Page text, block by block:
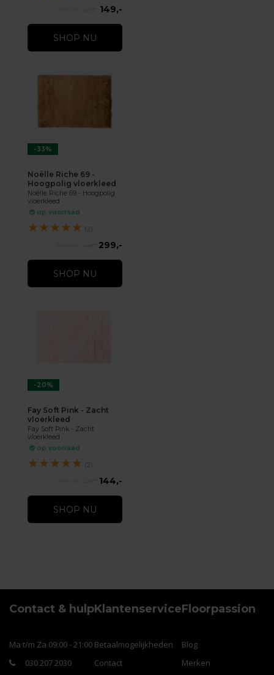
149,-
SHOP NU
-33%
Noëlle Riche 69 -
Hoogpolig vloerkleed
Noëlle Riche 69 - Hoogpolig
vloerkleed
op voorraad
★★★★★ (2)
299,-
SHOP NU
-20%
Fay Soft Pink - Zacht
vloerkleed
Fay Soft Pink - Zacht
vloerkleed
op voorraad
★★★★★ (2)
144,-
SHOP NU
Contact & hulp
Ma t/m Za 09:00 - 21:00
030 207 2030
Klantenservice
Betaalmogelijkheden
Contact
Floorpassion
Blog
Merken